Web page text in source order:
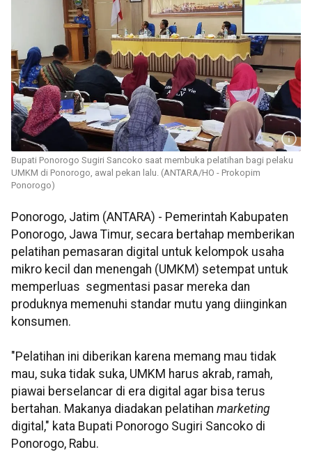
Bupati Ponorogo Sugiri Sancoko saat membuka pelatihan bagi pelaku
UMKM di Ponorogo, awal pekan lalu. (ANTARA/HO - Prokopim
Ponorogo)
Ponorogo, Jatim (ANTARA) - Pemerintah Kabupaten
Ponorogo, Jawa Timur, secara bertahap memberikan
pelatihan pemasaran digital untuk kelompok usaha
mikro kecil dan menengah (UMKM) setempat untuk
memperluas segmentasi pasar mereka dan
produknya memenuhi standar mutu yang diinginkan
konsumen.
"Pelatihan ini diberikan karena memang mau tidak
mau, suka tidak suka, UMKM harus akrab, ramah,
piawai berselancar di era digital agar bisa terus
bertahan. Makanya diadakan pelatihan marketing
digital," kata Bupati Ponorogo Sugiri Sancoko di
Ponorogo, Rabu.